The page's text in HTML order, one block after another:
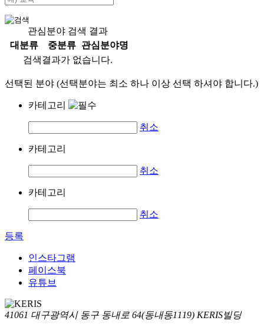
관심분야 검색 결과
대분류
중분류
관심분야명
검색결과가 없습니다.
선택된 분야 (선택분야는 최소 하나 이상 선택 하셔야 합니다.)
카테고리
취소
카테고리
취소
카테고리
취소
등록
인스타그램
페이스북
유튜브
41061 대구광역시 동구 동내로 64(동내동1119) KERIS빌딩